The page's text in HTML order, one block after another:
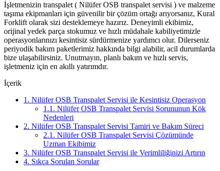
İşletmenizin transpalet ( Nilüfer OSB transpalet servisi ) ve malzeme
taşıma ekipmanları için güvenilir bir çözüm ortağı arıyorsanız, Kural
Forklift olarak sizi desteklemeye hazırız. Deneyimli ekibimiz,
orijinal yedek parça stokumuz ve hızlı müdahale kabiliyetimizle
operasyonlarınızı kesintisiz sürdürmenize yardımcı olur. Dilerseniz
periyodik bakım paketlerimiz hakkında bilgi alabilir, acil durumlarda
bize ulaşabilirsiniz. Unutmayın, planlı bakım ve hızlı servis,
işletmeniz için en akıllı yatırımdır.
İçerik
1. Nilüfer OSB Transpalet Servisi ile Kesintisiz Operasyon
1.1. Nilüfer OSB Transpalet Servisi Sorununun Kök
Nedenleri
2. Nilüfer OSB Transpalet Servisi Tamiri ve Bakım Süreci
2.1. Nilüfer OSB Transpalet Servisi Çözümünde
Uzman Ekibimiz
3. Nilüfer OSB Transpalet Servisi ile Verimliliğinizi Artırın
4. Sıkça Sorulan Sorular